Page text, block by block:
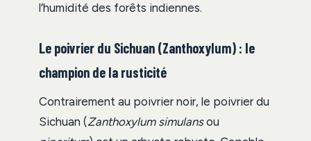
l’humidité des forêts indiennes.
Le poivrier du Sichuan (Zanthoxylum) : le
champion de la rusticité
Contrairement au poivrier noir, le poivrier du
Sichuan (Zanthoxylum simulansou